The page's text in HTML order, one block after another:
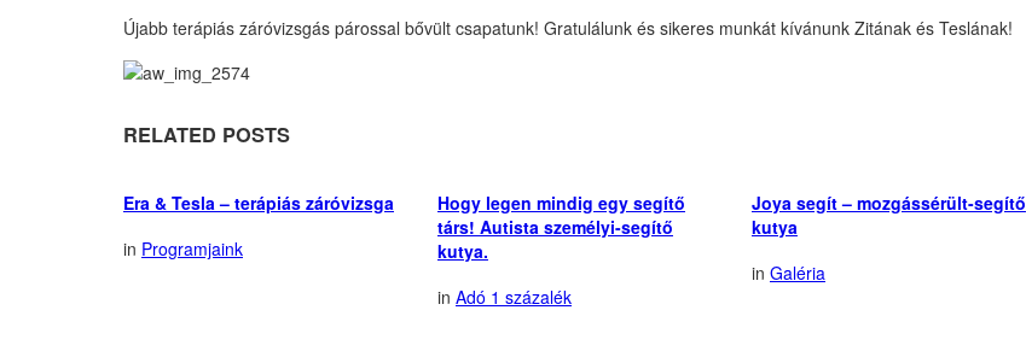
Újabb terápiás záróvizsgás párossal bővült csapatunk! Gratulálunk és sikeres munkát kívánunk Zitának és Teslának!
RELATED POSTS
Era & Tesla – terápiás záróvizsga
in Programjaink
Hogy legen mindig egy segítő
társ! Autista személyi-segítő
kutya.
in Adó 1 százalék
Joya segít – mozgássérült-segítő
kutya
in Galéria